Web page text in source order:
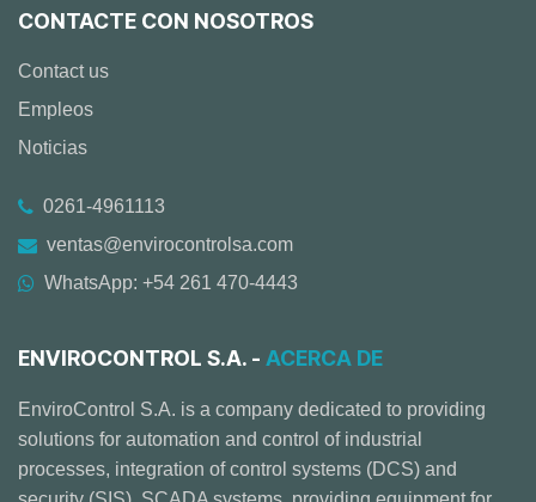
CONTACTE CON NOSOTROS
Contact us
Empleos
Noticias
0261-4961113
ventas@envirocontrolsa.com
WhatsApp: +54 261 470-4443
ENVIROCONTROL S.A. - ACERCA DE
EnviroControl S.A. is a company dedicated to providing
solutions for automation and control of industrial
processes, integration of control systems (DCS) and